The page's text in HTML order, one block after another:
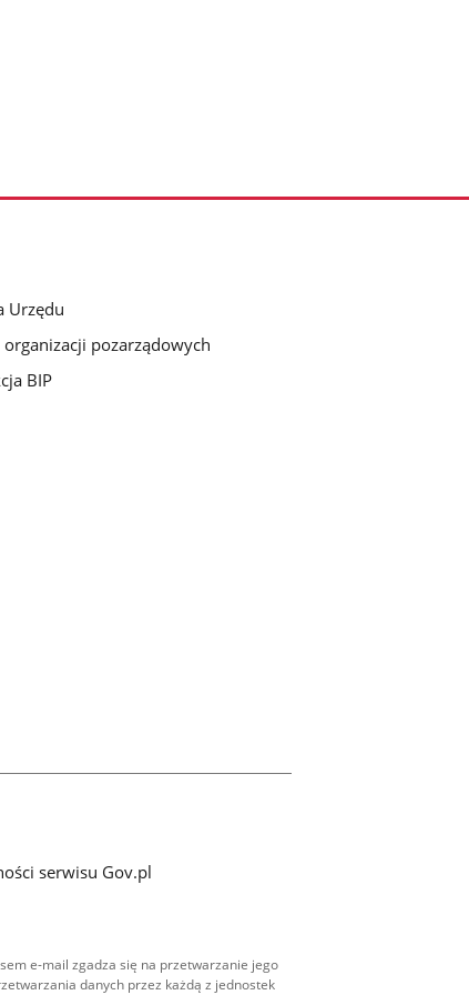
Urzędu
organizacji pozarządowych
BIP
serwisu Gov.pl
e-mail zgadza się na przetwarzanie jego
danych przez każdą z jednostek